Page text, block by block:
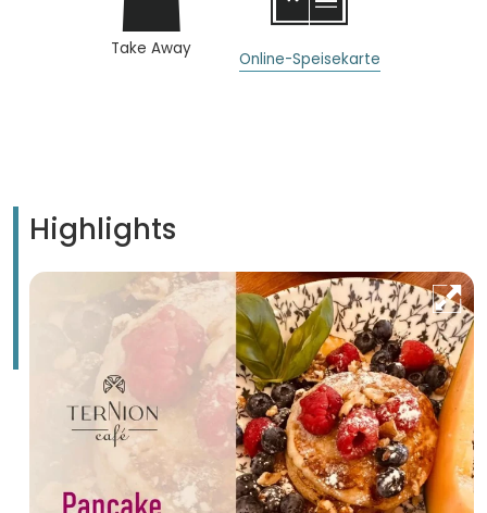
Take Away
Online-Speisekarte
Highlights